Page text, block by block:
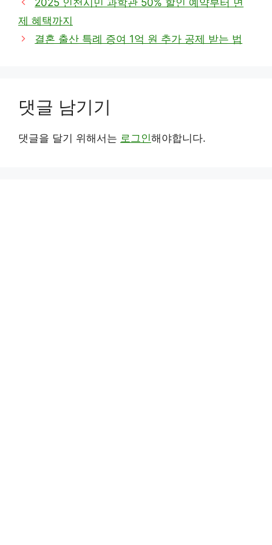
리
2025 인천시민 과학관 50% 할인 예약부터 면
제 혜택까지
결혼 출산 특례 증여 1억 원 추가 공제 받는 법
댓글 남기기
댓글을 달기 위해서는 로그인해야합니다.